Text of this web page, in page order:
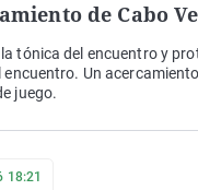
de Cabo
tónica del encuentro y
Un
juego.
18:21